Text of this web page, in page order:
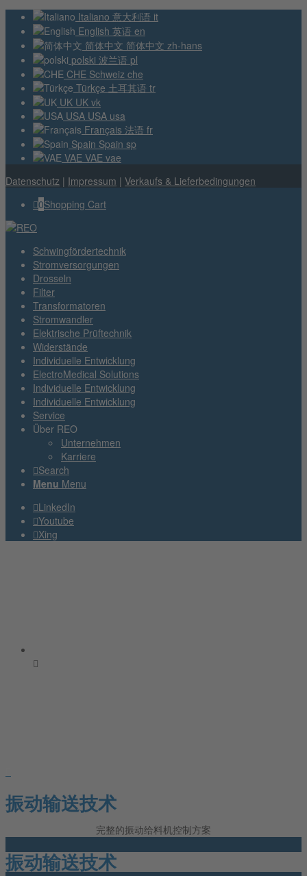
Italiano 意大利语 it
English 英语 en
简体中文 简体中文 zh-hans
polski 波兰语 pl
CHE Schweiz che
Türkçe 土耳其语 tr
UK UK vk
USA USA usa
Français 法语 fr
Spain Spain sp
VAE VAE vae
Datenschutz | Impressum | Verkaufs & Lieferbedingungen
0Shopping Cart
Schwingfördertechnik
Stromversorgungen
Drosseln
Filter
Transformatoren
Stromwandler
Elektrische Prüftechnik
Widerstände
Individuelle Entwicklung
ElectroMedical Solutions
Individuelle Entwicklung
Individuelle Entwicklung
Service
Über REO
Unternehmen
Karriere
Search
Menu Menu
LinkedIn
Youtube
Xing
振动输送技术
完整的振动给料机控制方案
振动输送技术